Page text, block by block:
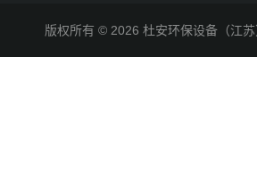
版权所有 © 2026 杜安环保设备（